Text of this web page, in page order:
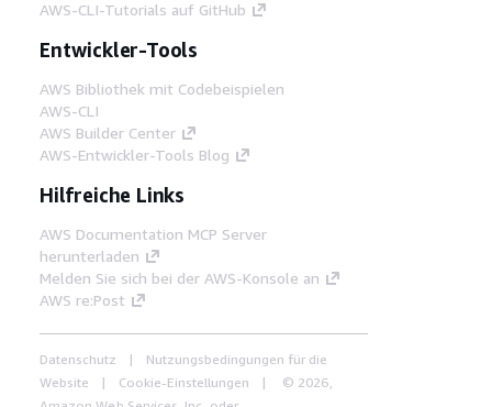
AWS-CLI-Tutorials auf GitHub
Entwickler-Tools
AWS Bibliothek mit Codebeispielen
AWS-CLI
AWS Builder Center
AWS-Entwickler-Tools Blog
Hilfreiche Links
AWS Documentation MCP Server
herunterladen
Melden Sie sich bei der AWS-Konsole an
AWS re:Post
Datenschutz
Nutzungsbedingungen für die
Website
Cookie-Einstellungen
© 2026,